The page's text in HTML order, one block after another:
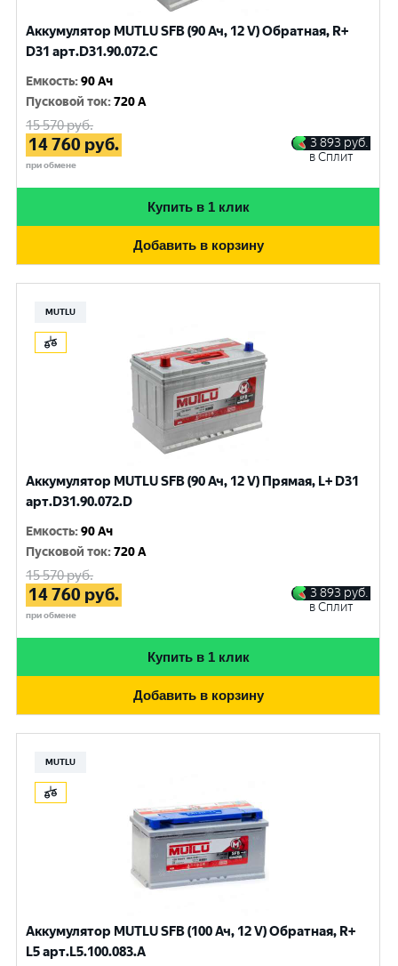
Аккумулятор MUTLU SFB (90 Ач, 12 V) Обратная, R+
D31 арт.D31.90.072.C
Емкость:90 Ач
Пусковой ток:720 A
15 570руб.
14 760 руб.
при обмене
3 893 руб.
в Сплит
Купить в 1 клик
Добавить в корзину
MUTLU
Аккумулятор MUTLU SFB (90 Ач, 12 V) Прямая, L+ D31
арт.D31.90.072.D
Емкость:90 Ач
Пусковой ток:720 A
15 570руб.
14 760 руб.
при обмене
3 893 руб.
в Сплит
Купить в 1 клик
Добавить в корзину
MUTLU
Аккумулятор MUTLU SFB (100 Ач, 12 V) Обратная, R+
L5 арт.L5.100.083.A